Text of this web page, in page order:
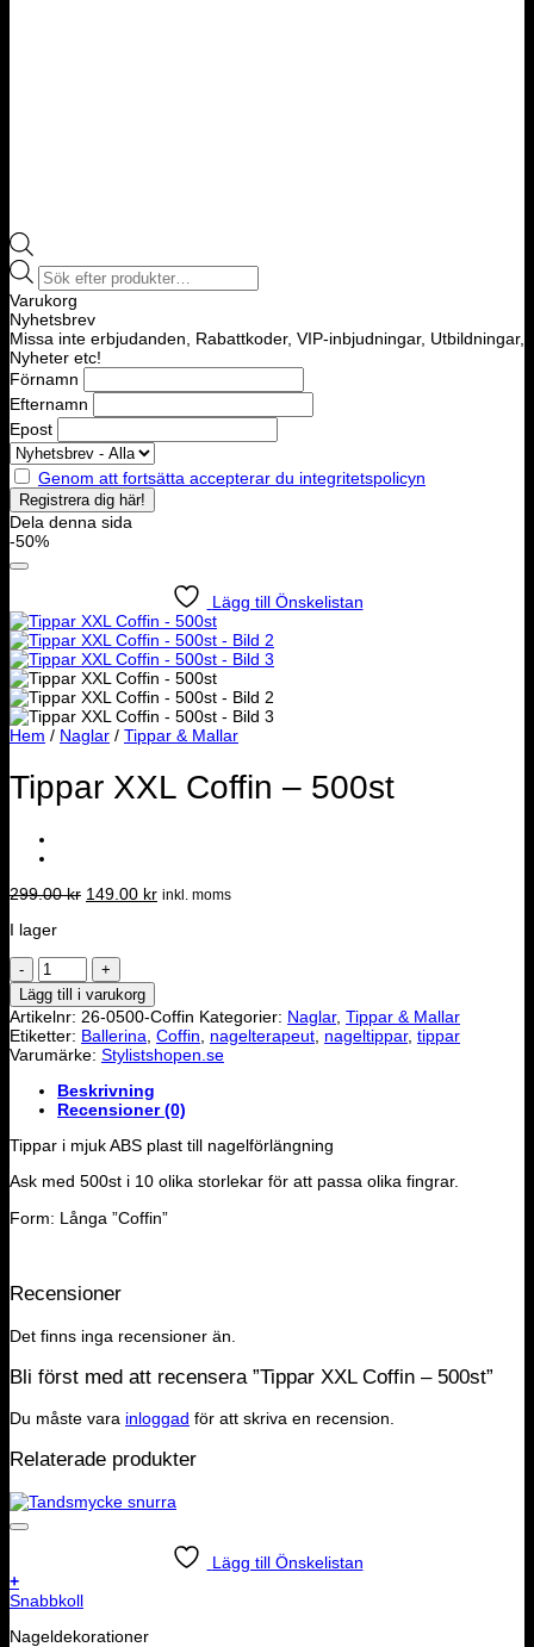
Products
search
Varukorg
Nyhetsbrev
Missa inte erbjudanden, Rabattkoder, VIP-inbjudningar, Utbildningar,
Nyheter etc!
Förnamn
Efternamn
Epost
Genom att fortsätta accepterar du integritetspolicyn
Dela denna sida
-50%
Lägg till Önskelistan
Hem / Naglar / Tippar & Mallar
Tippar XXL Coffin – 500st
299.00kr Det
299.00 kr.
149.00 krDet
inkl. moms
I lager
Tippar
XXL
Coffin
-
500st
mängd
Lägg till i varukorg
Artikelnr: 26-0500-Coffin Kategorier: Naglar, Tippar & Mallar
Etiketter: Ballerina Coffin nagelterapeut nageltippar, tippar
Varumärke: Stylistshopen.se
Beskrivning
Recensioner (0)
Tippar i mjuk ABS plast till nagelförlängning
Ask med 500st i 10 olika storlekar för att passa olika fingrar.
Form: Långa ”Coffin”
Recensioner
Det finns inga recensioner än.
Bli först med att recensera ”Tippar XXL Coffin – 500st”
Du måste vara inloggad för att skriva en recension.
Relaterade produkter
Lägg till Önskelistan
+
Snabbkoll
Nageldekorationer